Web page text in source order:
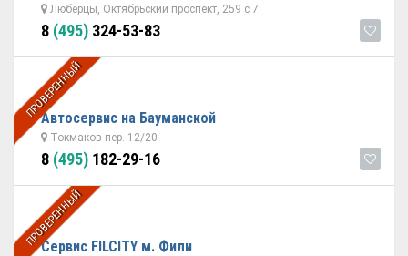
Люберцы, Октябрьский проспект, 259 с 7
8 (495) 324-53-83
ПРОВЕРЕННЫЙ
Автосервис на Бауманской
Токмаков пер. 12/20
8 (495) 182-29-16
ПРОВЕРЕННЫЙ
Сервис FILCITY м. Фили